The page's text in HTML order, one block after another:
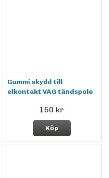
Gummi skydd till
elkontakt VAG tändspole
150 kr
Köp